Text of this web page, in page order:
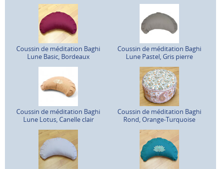
Coussin de méditation Baghi
Lune Basic, Bordeaux
Coussin de méditation Baghi
Lune Pastel, Gris pierre
Coussin de méditation Baghi
Lune Lotus, Canelle clair
Coussin de méditation Baghi
Rond, Orange-Turquoise